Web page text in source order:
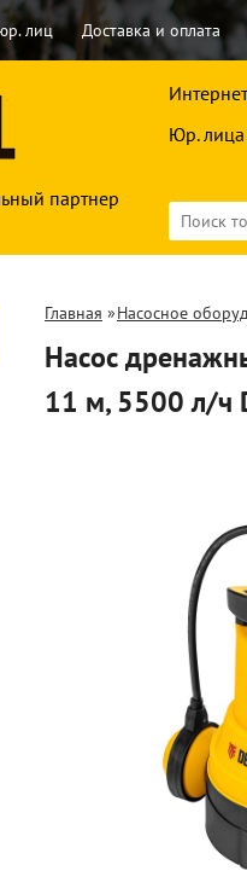
лиц Доставка и оплата
партнер
Юр. лица
Главная »Насосное
Насос
11 м, 5500 л/ч